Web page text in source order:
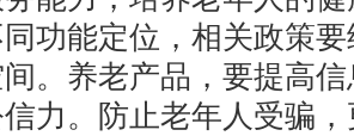
功能定位，相关政策
。养老产品，要提高
力。防止老年人受骗